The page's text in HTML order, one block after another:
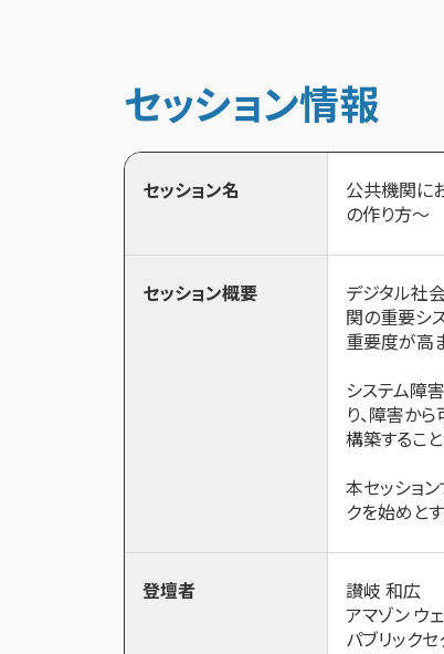
セッション情報
セッション名
公共機関に
の作り方～
セッション概要
デジタル社
関の重要シ
重要度が高
システム障
り、障害か
構築するこ
本セッショ
クを始めと
登壇者
讃岐 和広
アマゾン ウ
パブリック